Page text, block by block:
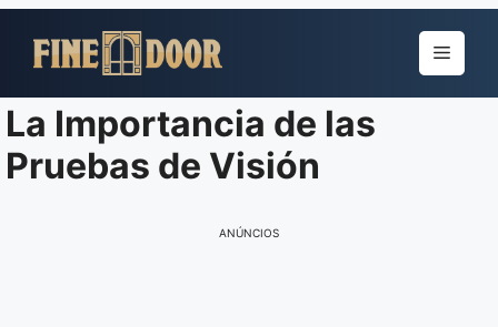
para
conteúdo
Menu
La Importancia de las
Pruebas de Visión
ANÚNCIOS